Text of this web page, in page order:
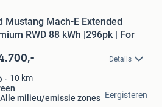
Mustang Mach-E Extended
RWD 88 kWh |296pk | For
Details
10 km
Alle milieu/emissie zones Eergisteren